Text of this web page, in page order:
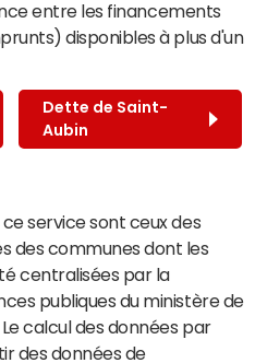
entre les financements
disponibles à plus d'un
Dette de Saint-
Aubin
service sont ceux des
des communes dont les
centralisées par la
publiques du ministère de
calcul des données par
des données de